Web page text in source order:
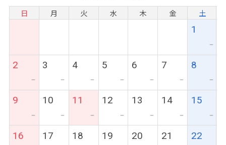
日 月 火 水 木 金 土
1
ー
2
ー
3
ー
4
ー
5
ー
6
ー
7
ー
8
ー
9
ー
10
ー
11
ー
12
ー
13
ー
14
ー
15
ー
16 17 18 19 20 21 22